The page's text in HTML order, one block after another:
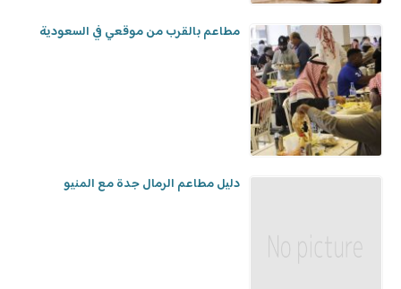
مطاعم بالقرب من موقعي في السعودية
دليل مطاعم الرمال جدة مع المنيو